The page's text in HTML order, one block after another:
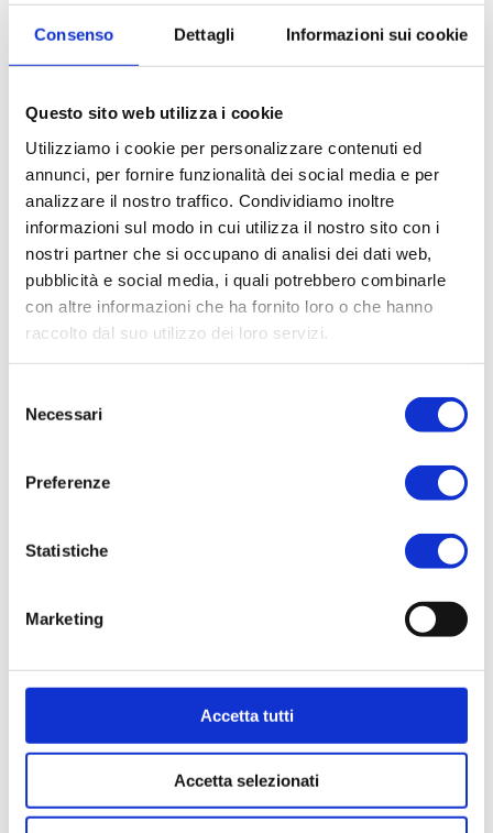
Consenso Dettagli Informazioni sui cookie
Questo sito web utilizza i cookie
Utilizziamo i cookie per personalizzare contenuti ed
annunci, per fornire funzionalità dei social media e per
analizzare il nostro traffico. Condividiamo inoltre
informazioni sul modo in cui utilizza il nostro sito con i
nostri partner che si occupano di analisi dei dati web,
pubblicità e social media, i quali potrebbero combinarle
con altre informazioni che ha fornito loro o che hanno
raccolto dal suo utilizzo dei loro servizi.
delNecessari
Preferenze
Statistiche
Marketing
Accetta tutti
Accetta selezionati